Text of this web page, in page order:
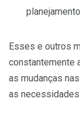
Esses e outros
constantemente
as mudanças
as